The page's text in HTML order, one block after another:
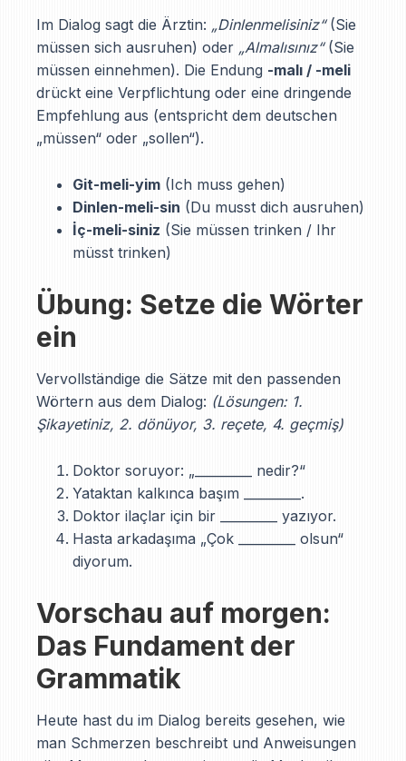
Im Dialog sagt die Ärztin: „Dinlenmelisiniz“(Sie
müssen sich ausruhen) oder „Almalısınız“(Sie
müssen einnehmen). Die Endung -malı / -meli
drückt eine Verpflichtung oder eine dringende
Empfehlung aus (entspricht dem deutschen
„müssen“ oder „sollen“).
Git-meli-yim (Ich muss gehen)
Dinlen-meli-sin (Du musst dich ausruhen)
İç-meli-siniz (Sie müssen trinken / Ihr
müsst trinken)
Übung: Setze die Wörter
ein
Vervollständige die Sätze mit den passenden
Wörtern aus dem Dialog: (Lösungen: 1.
Şikayetiniz, 2. dönüyor, 3. reçete, 4. geçmiş)
Doktor soruyor: „_________ nedir?“
Yataktan kalkınca başım _________.
Doktor ilaçlar için bir _________ yazıyor.
Hasta arkadaşıma „Çok _________ olsun“
diyorum.
Vorschau auf morgen:
Das Fundament der
Grammatik
Heute hast du im Dialog bereits gesehen, wie
man Schmerzen beschreibt und Anweisungen